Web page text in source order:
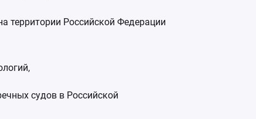
территории Российской Федерации
судов в Российской